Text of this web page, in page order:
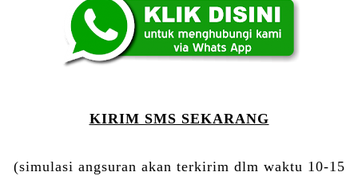
KIRIM SMS SEKARANG
(simulasi angsuran akan terkirim dlm waktu 10-15